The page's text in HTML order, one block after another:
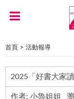
首頁 >活動報導
2025「好書大家
作者: 小魯姐姐